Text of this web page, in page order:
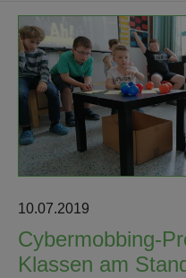
10.07.2019
Cybermobbing-
Klassen am